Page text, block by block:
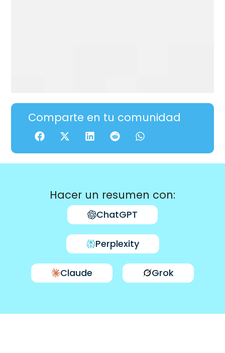
Comparte en tu comunidad
Hacer un resumen con:
ChatGPT
Perplexity
Claude Grok